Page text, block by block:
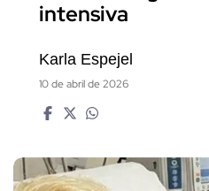
intensiva
Karla Espejel
10 de abril de 2026